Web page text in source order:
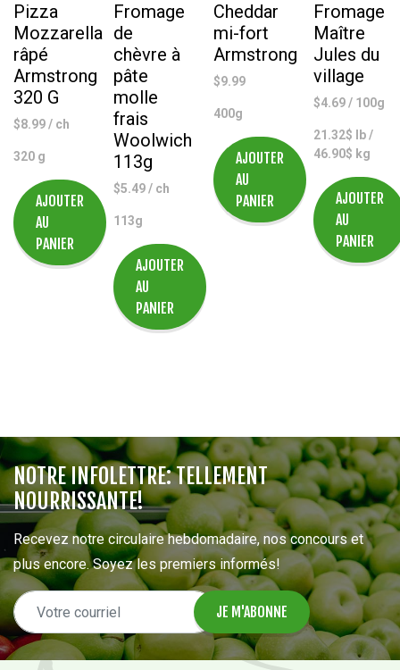
Pizza
Mozzarella
râpé
Armstrong
320 G
$8.99/ ch
320 g
AJOUTER
AU
PANIER
Fromage
de
chèvre à
pâte
molle
frais
Woolwich
113g
$5.49/ ch
113g
AJOUTER
AU
PANIER
Cheddar
mi-fort
Armstrong
$9.99
400g
AJOUTER
AU
PANIER
Fromage
Maître
Jules du
village
$4.69/ 100g
21.32$ lb /
46.90$ kg
AJOUTER
AU
PANIER
NOTRE INFOLETTRE: TELLEMENT
NOURRISSANTE!
Recevez notre circulaire hebdomadaire, nos concours et
plus encore. Soyez les premiers informés!